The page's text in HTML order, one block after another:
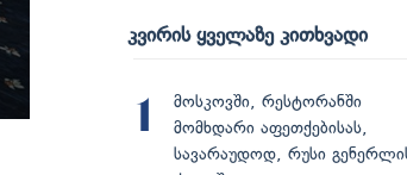
კვირის ყველაზე კითხვადი
1
მოსკოვში, რესტორანში
მომხდარი აფეთქებისას,
სავარაუდოდ, რუსი